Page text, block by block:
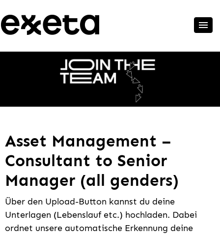
Asset Management –
Consultant to Senior
Manager (all genders)
Über den Upload-Button kannst du deine
Unterlagen (Lebenslauf etc.) hochladen. Dabei
ordnet unsere automatische Erkennung deine